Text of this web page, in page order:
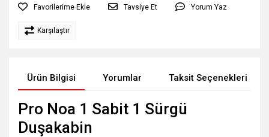
Tavsiye Et Yorum Yaz
Karşılaştır
Ürün Bilgisi Yorumlar Taksit Seçenekleri
Pro Noa 1 Sabit 1 Sürgü
Duşakabin